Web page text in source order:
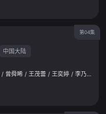
第04集
中国大陆
/ 曾舜晞 / 王茂蕾 / 王奕婷 / 李乃文